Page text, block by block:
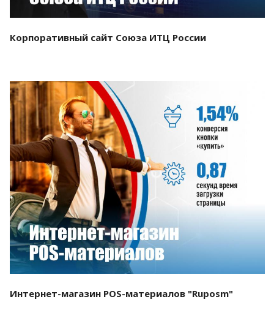
Корпоративный сайт Союза ИТЦ России
Смотреть проект
Интернет-магазин POS-материалов "Ruposm"